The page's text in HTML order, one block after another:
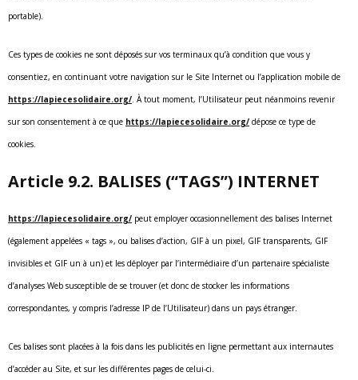
portable).
Ces types de cookies ne sont déposés sur vos terminaux qu’à condition que vous y
consentiez, en continuant votre navigation sur le Site Internet ou l’application mobile de
https://lapiecesolidaire.org/. À tout moment, l’Utilisateur peut néanmoins revenir
sur son consentement à ce que https://lapiecesolidaire.org/ dépose ce type de
cookies.
Article 9.2. BALISES (“TAGS”) INTERNET
https://lapiecesolidaire.org/ peut employer occasionnellement des balises Internet
(également appelées « tags », ou balises d’action, GIF à un pixel, GIF transparents, GIF
invisibles et GIF un à un) et les déployer par l’intermédiaire d’un partenaire spécialiste
d’analyses Web susceptible de se trouver (et donc de stocker les informations
correspondantes, y compris l’adresse IP de l’Utilisateur) dans un pays étranger.
Ces balises sont placées à la fois dans les publicités en ligne permettant aux internautes
d’accéder au Site, et sur les différentes pages de celui-ci.